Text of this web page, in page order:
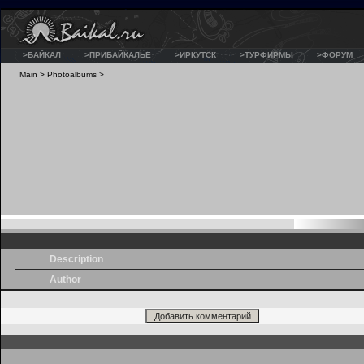
>БАЙКАЛ >ПРИБАЙКАЛЬЕ >ИРКУТСК >ТУРФИРМЫ >ФОРУМ
Main > Photoalbums >
Description
Author